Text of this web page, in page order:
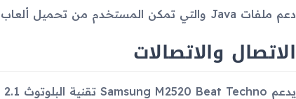
دعم ملفات Java والتي تمكن المستخدم من تحميل ألعاب وتطبيقات بسيطة.
الاتصال والاتصالات